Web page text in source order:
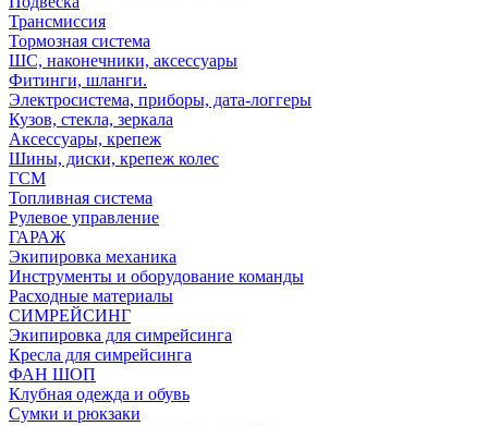
Трансмиссия
Тормозная система
ШС, наконечники, аксессуары
Фитинги, шланги.
Электросистема, приборы, дата-логгеры
Кузов, стекла, зеркала
Аксессуары, крепеж
Шины, диски, крепеж колес
ГСМ
Топливная система
Рулевое управление
ГАРАЖ
Экипировка механика
Инструменты и оборудование команды
Расходные материалы
СИМРЕЙСИНГ
Экипировка для симрейсинга
Кресла для симрейсинга
ФАН ШОП
Клубная одежда и обувь
Сумки и рюкзаки